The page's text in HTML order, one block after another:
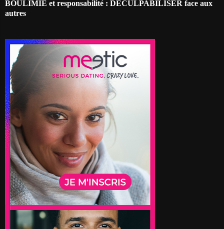
BOULIMIE et responsabilité : DECULPABILISER face aux
autres